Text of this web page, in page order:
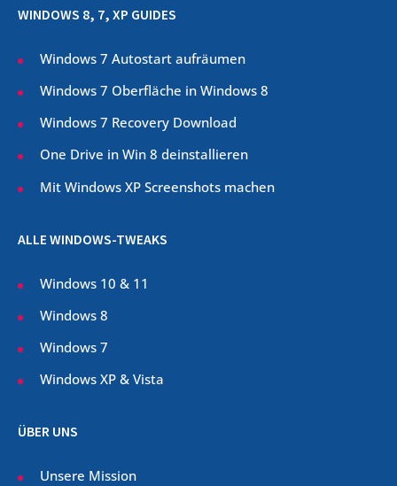
WINDOWS 8, 7, XP GUIDES
Windows 7 Autostart aufräumen
Windows 7 Oberfläche in Windows 8
Windows 7 Recovery Download
One Drive in Win 8 deinstallieren
Mit Windows XP Screenshots machen
ALLE WINDOWS-TWEAKS
Windows 10 & 11
Windows 8
Windows 7
Windows XP & Vista
ÜBER UNS
Unsere Mission